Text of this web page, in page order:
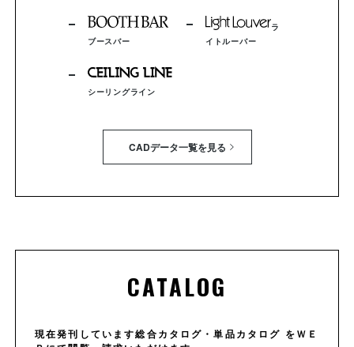
ブースバー
シーリングライン
ラ
イトルーバー
CADデータ一覧を見る
CATALOG
現在発刊しています総合カタログ・単品カタログ をＷＥ